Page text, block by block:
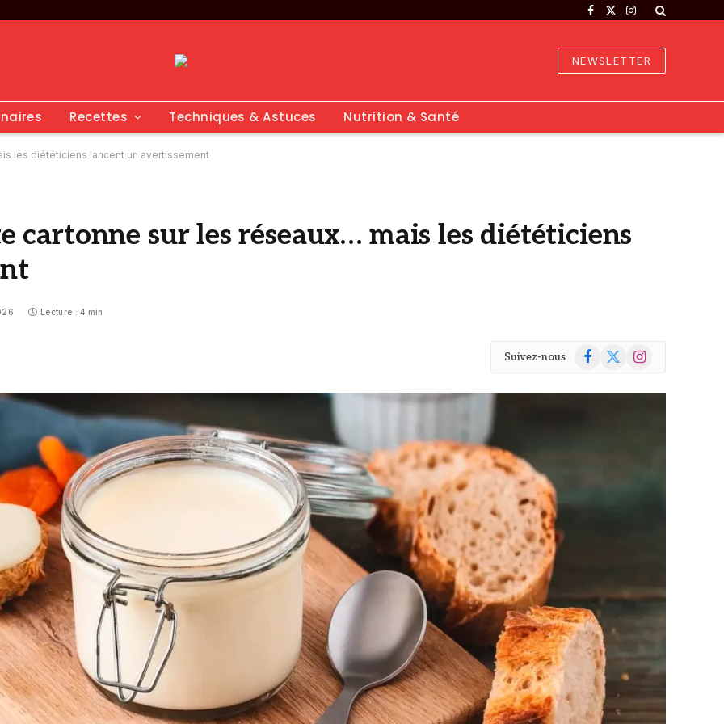
Facebook
X
Instagram
NEWSLETTER
Recettes Techniques & Astuces Nutrition & Santé
les diététiciens lancent un avertissement
cartonne sur les réseaux… mais les diététiciens
Lecture : 4 min
Suivez-nous Facebook
X
Instagram